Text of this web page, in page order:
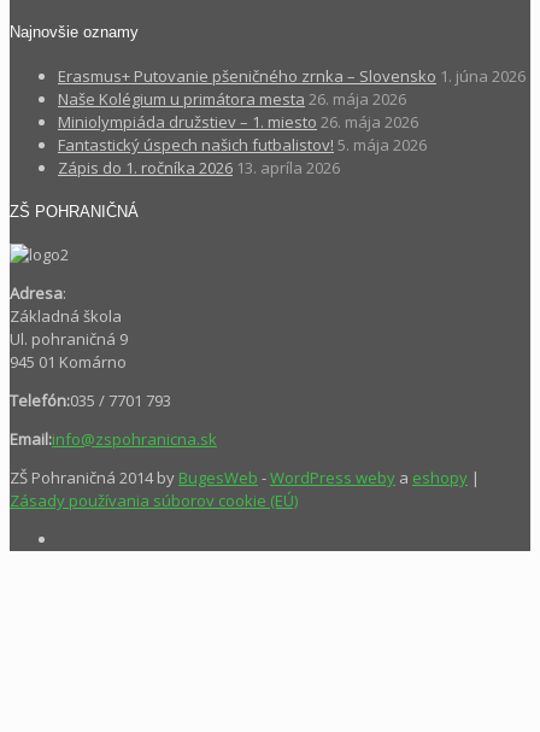
Najnovšie oznamy
Erasmus+ Putovanie pšeničného zrnka – Slovensko 1. júna 2026
Naše Kolégium u primátora mesta 26. mája 2026
Miniolympiáda družstiev – 1. miesto 26. mája 2026
Fantastický úspech našich futbalistov! 5. mája 2026
Zápis do 1. ročníka 2026 13. apríla 2026
ZŠ POHRANIČNÁ
Adresa:
Základná škola
Ul. pohraničná 9
945 01 Komárno
Telefón:035 / 7701 793
Email:info@zspohranicna.sk
ZŠ Pohraničná 2014 by BugesWeb -WordPress weby a eshopy |
Zásady používania súborov cookie (EÚ)